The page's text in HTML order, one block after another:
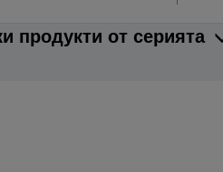
продукти от серията